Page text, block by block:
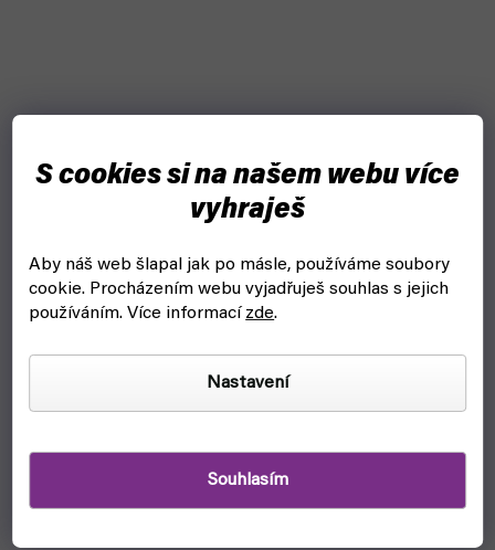
S cookies si na našem webu více
vyhraješ
Aby náš web šlapal jak po másle, používáme soubory
cookie. Procházením webu vyjadřuješ souhlas s jejich
používáním. Více informacízde.
Nastavení
Souhlasím